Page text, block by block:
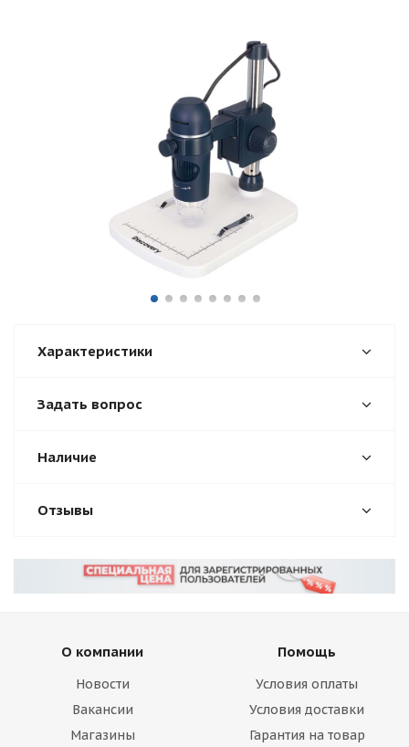
Характеристики
Задать вопрос
Наличие
Отзывы
О компании
Новости
Вакансии
Магазины
Помощь
Условия оплаты
Условия доставки
Гарантия на товар